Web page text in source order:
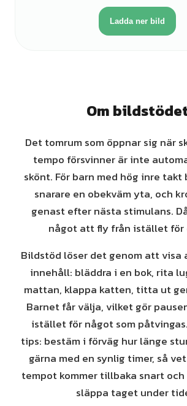
Ladda ner bild
Om
Det tomrum som öppnar sig när
tempo försvinner är inte
skönt. För barn med hög inre
snarare en obekväm yta, och
genast efter nästa stimulans.
något att fly från istället för
Bildstöd löser det genom att
innehåll: bläddra i en bok, rita
mattan, klappa katten, titta ut
Barnet får välja, vilket gör
istället för något som
tips: bestäm i förväg hur länge
gärna med en synlig timer, så
tempot kommer tillbaka snart
släppa taget under